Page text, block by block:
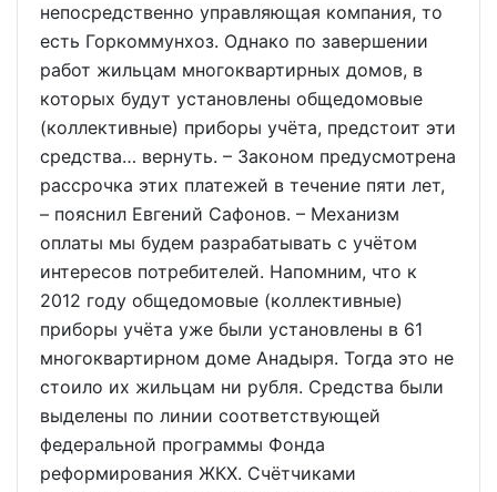
непосредственно управляющая компания, то
есть Горкоммунхоз. Однако по завершении
работ жильцам многоквартирных домов, в
которых будут установлены общедомовые
(коллективные) приборы учёта, предстоит эти
средства… вернуть. – Законом предусмотрена
рассрочка этих платежей в течение пяти лет,
– пояснил Евгений Сафонов. – Механизм
оплаты мы будем разрабатывать с учётом
интересов потребителей. Напомним, что к
2012 году общедомовые (коллективные)
приборы учёта уже были установлены в 61
многоквартирном доме Анадыря. Тогда это не
стоило их жильцам ни рубля. Средства были
выделены по линии соответствующей
федеральной программы Фонда
реформирования ЖКХ. Счётчиками